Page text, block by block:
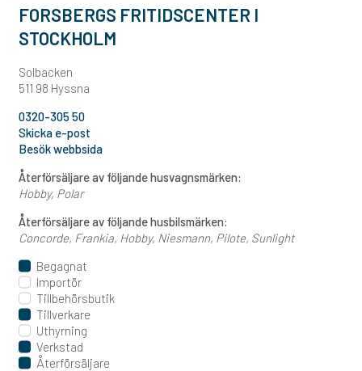
FORSBERGS FRITIDSCENTER I
STOCKHOLM
Solbacken
511 98 Hyssna
0320-305 50
Skicka e-post
Besök webbsida
Återförsäljare av följande husvagnsmärken:
Hobby Polar
Återförsäljare av följande husbilsmärken:
Concorde Frankia Hobby Niesmann Pilote Sunlight
Begagnat
Importör
Tillbehörsbutik
Tillverkare
Uthyrning
Verkstad
Återförsäljare